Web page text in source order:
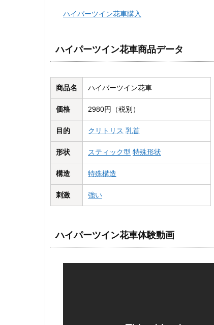
ハイパーツイン花車購入
ハイパーツイン花車商品データ
商品名 ハイパーツイン花車
価格 2980円（税別）
目的 クリトリス 乳首
形状 スティック型 特殊形状
構造 特殊構造
刺激 強い
ハイパーツイン花車体験動画